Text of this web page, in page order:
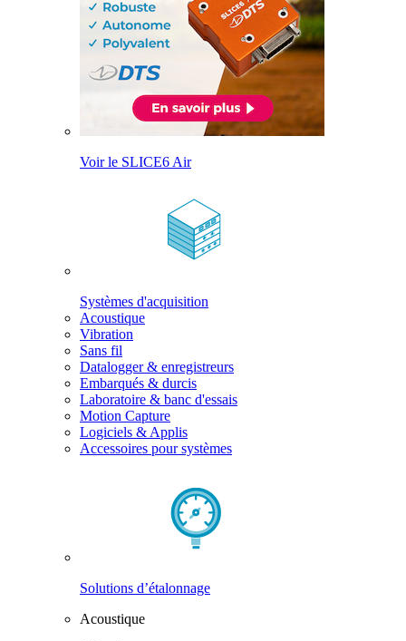
Voir le SLICE6 Air
Systèmes d'acquisition
Acoustique
Vibration
Sans fil
Datalogger & enregistreurs
Embarqués & durcis
Laboratoire & banc d'essais
Motion Capture
Logiciels & Applis
Accessoires pour systèmes
Solutions d’étalonnage
Acoustique